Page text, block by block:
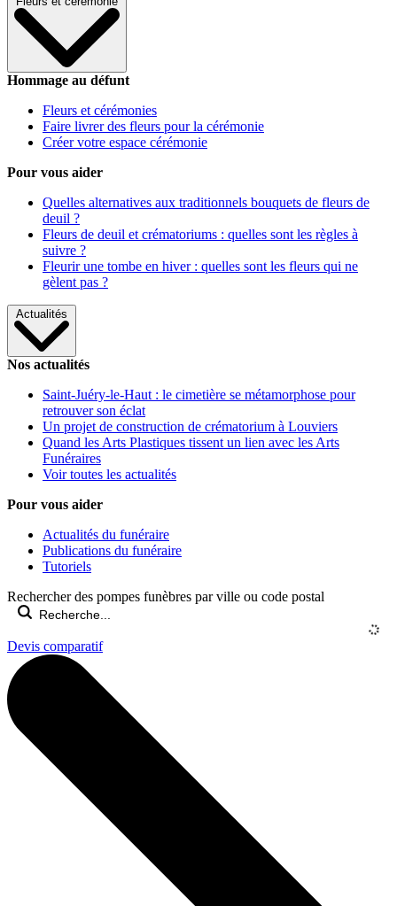
Hommage au défunt
Fleurs et cérémonies
Faire livrer des fleurs pour la cérémonie
Créer votre espace cérémonie
Pour vous aider
Quelles alternatives aux traditionnels bouquets de fleurs de
deuil ?
Fleurs de deuil et crématoriums : quelles sont les règles à
suivre ?
Fleurir une tombe en hiver : quelles sont les fleurs qui ne
gèlent pas ?
Actualités
Nos actualités
Saint-Juéry-le-Haut : le cimetière se métamorphose pour
retrouver son éclat
Un projet de construction de crématorium à Louviers
Quand les Arts Plastiques tissent un lien avec les Arts
Funéraires
Voir toutes les actualités
Pour vous aider
Actualités du funéraire
Publications du funéraire
Tutoriels
Rechercher des pompes funèbres par ville ou code postal
Devis comparatif